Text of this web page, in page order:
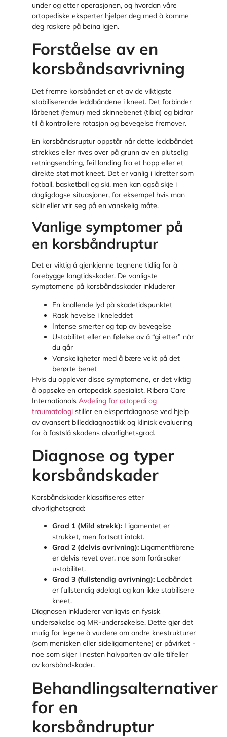
under og etter operasjonen, og hvordan våre
ortopediske eksperter hjelper deg med å komme
deg raskere på beina igjen.
Forståelse av en
korsbåndsavrivning
Det fremre korsbåndet er et av de viktigste
stabiliserende leddbåndene i kneet. Det forbinder
lårbenet (femur) med skinnebenet (tibia) og bidrar
til å kontrollere rotasjon og bevegelse fremover.
En korsbåndsruptur oppstår når dette leddbåndet
strekkes eller rives over på grunn av en plutselig
retningsendring, feil landing fra et hopp eller et
direkte støt mot kneet. Det er vanlig i idretter som
fotball, basketball og ski, men kan også skje i
dagligdagse situasjoner, for eksempel hvis man
sklir eller vrir seg på en vanskelig måte.
Vanlige symptomer på
en korsbåndruptur
Det er viktig å gjenkjenne tegnene tidlig for å
forebygge langtidsskader. De vanligste
symptomene på korsbåndsskader inkluderer
En knallende lyd på skadetidspunktet
Rask hevelse i kneleddet
Intense smerter og tap av bevegelse
Ustabilitet eller en følelse av å “gi etter” når
du går
Vanskeligheter med å bære vekt på det
berørte benet
Hvis du opplever disse symptomene, er det viktig
å oppsøke en ortopedisk spesialist. Ribera Care
InternationalsAvdeling for ortopedi og
traumatologistiller en ekspertdiagnose ved hjelp
av avansert billeddiagnostikk og klinisk evaluering
for å fastslå skadens alvorlighetsgrad.
Diagnose og typer
korsbåndskader
Korsbåndskader klassifiseres etter
alvorlighetsgrad:
Grad 1 (Mild strekk):Ligamentet er
strukket, men fortsatt intakt.
Grad 2 (delvis avrivning):Ligamentfibrene
er delvis revet over, noe som forårsaker
ustabilitet.
Grad 3 (fullstendig avrivning):Ledbåndet
er fullstendig ødelagt og kan ikke stabilisere
kneet.
Diagnosen inkluderer vanligvis en fysisk
undersøkelse og MR-undersøkelse. Dette gjør det
mulig for legene å vurdere om andre knestrukturer
(som menisken eller sideligamentene) er påvirket -
noe som skjer i nesten halvparten av alle tilfeller
av korsbåndskader.
Behandlingsalternativer
for en
korsbåndruptur